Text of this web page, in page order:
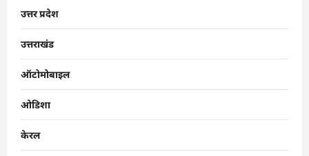
उत्तर प्रदेश
उत्तराखंड
ऑटोमोबाइल
ओडिशा
केरल